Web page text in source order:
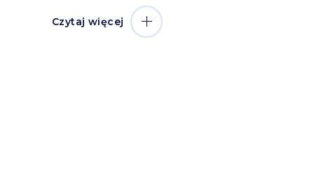
Czytaj więcej